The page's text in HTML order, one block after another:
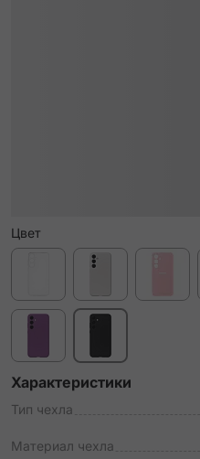
Цвет
Характеристики
Тип чехла
Материал чехла